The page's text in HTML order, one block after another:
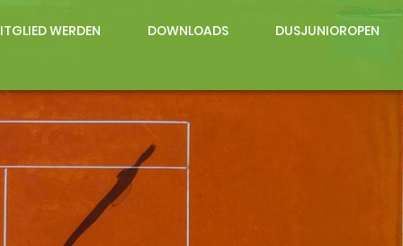
WERDEN DOWNLOADS DUSJUNIOROPEN